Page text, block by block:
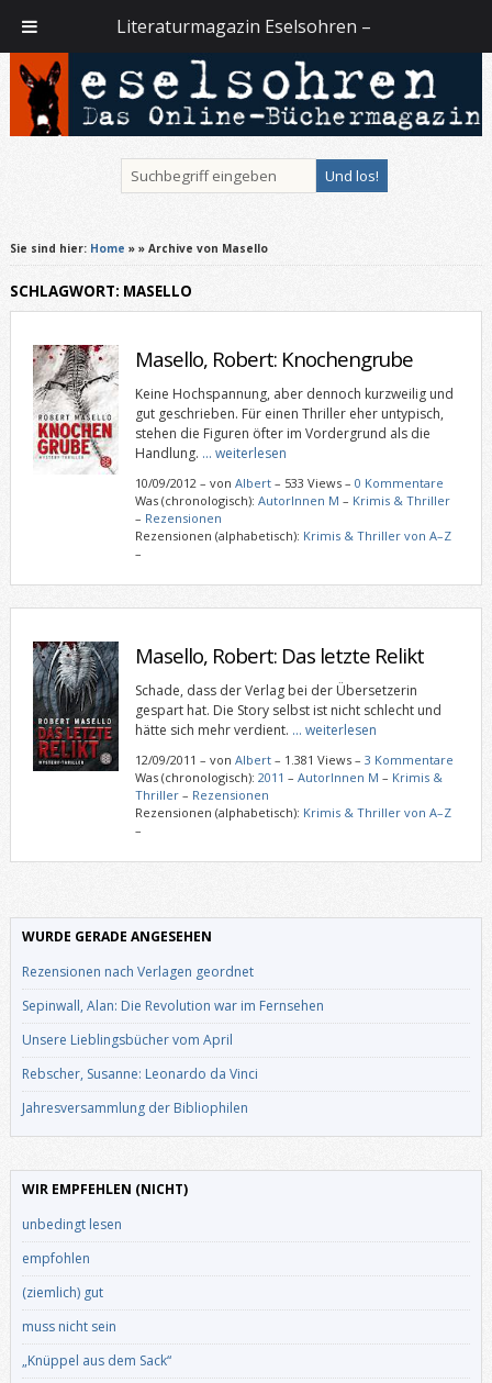
Sie sind hier: Home » » Archive von Masello
SCHLAGWORT: MASELLO
Masello, Robert: Knochengrube
Keine Hochspannung, aber dennoch kurzweilig und
gut geschrieben. Für einen Thriller eher untypisch,
stehen die Figuren öfter im Vordergrund als die
Handlung. … weiterlesen
10/09/2012 – von Albert– 533 Views – 0 Kommentare
Was (chronologisch): AutorInnen M – Krimis & Thriller
– Rezensionen
Rezensionen (alphabetisch): Krimis & Thriller von A–Z
–
Masello, Robert: Das letzte Relikt
Schade, dass der Verlag bei der Übersetzerin
gespart hat. Die Story selbst ist nicht schlecht und
hätte sich mehr verdient. … weiterlesen
12/09/2011 – von Albert– 1.381 Views – 3 Kommentare
Was (chronologisch): 2011 – AutorInnen M – Krimis &
Thriller– Rezensionen
Rezensionen (alphabetisch): Krimis & Thriller von A–Z
–
WURDE GERADE ANGESEHEN
Rezensionen nach Verlagen geordnet
Sepinwall, Alan: Die Revolution war im Fernsehen
Unsere Lieblingsbücher vom April
Rebscher, Susanne: Leonardo da Vinci
Jahresversammlung der Bibliophilen
WIR EMPFEHLEN (NICHT)
unbedingt lesen
empfohlen
(ziemlich) gut
muss nicht sein
„Knüppel aus dem Sack“
Literaturmagazin Eselsohren –